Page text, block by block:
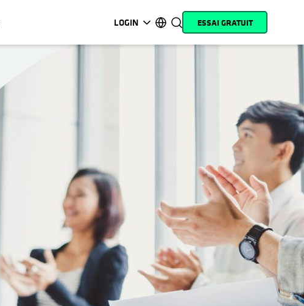
LOGIN
s’ouvre dans un nouvel onglet
s’ouvre dans un nouvel onglet
s’ouvre dans un nouvel onglet
s’ouvre dans un nouvel onglet
produit
s’ouvre dans un nouvel onglet
Academy
s’ouvre dans un nouvel onglet
Cohesity
Community
s’ouvre dans un nouvel onglet
Partenaires
s’ouvre dans un nouvel onglet
한국어 (South Korea)
Español (Spain)
ESSAI GRATUIT